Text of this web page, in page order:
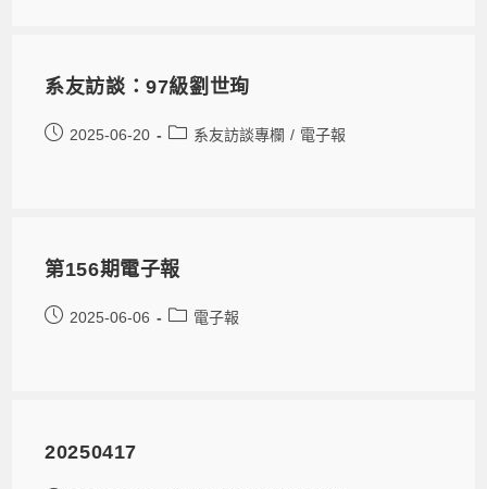
系友訪談：97級劉世珣
2025-06-20 系友訪談專欄 / 電子報
第156期電子報
2025-06-06 電子報
20250417